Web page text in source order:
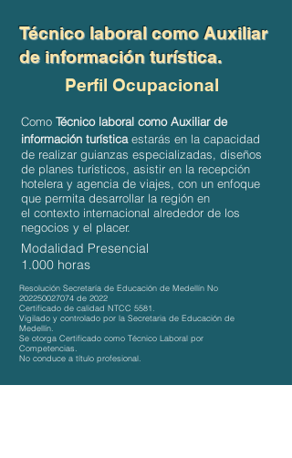
Técnico laboral como Auxiliar
de información turística.
Perfil Ocupacional
Como Técnico laboral como Auxiliar de
información turística estarás en la capacidad
de realizar guianzas especializadas, diseños
de planes turísticos, asistir en la recepción
hotelera y agencia de viajes, con un enfoque
que permita desarrollar la región en
el contexto internacional alrededor de los
negocios y el placer.
Modalidad Presencial
1.000 horas
Resolución Secretaría de Educación de Medellín No
202250027074 de 2022
Certificado de calidad NTCC 5581.
Vigilado y controlado por la Secretaria de Educación de
Medellín.
Se otorga Certificado como Técnico Laboral por
Competencias.
No conduce a título profesional.